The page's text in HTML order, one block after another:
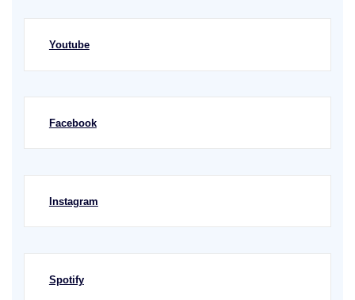
Youtube
Facebook
Instagram
Spotify